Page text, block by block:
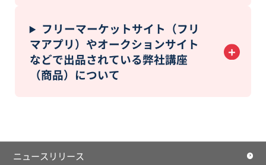
フリーマーケットサイト（フリ
マアプリ）やオークションサイト
などで出品されている弊社講座
（商品）について
ニュースリリース